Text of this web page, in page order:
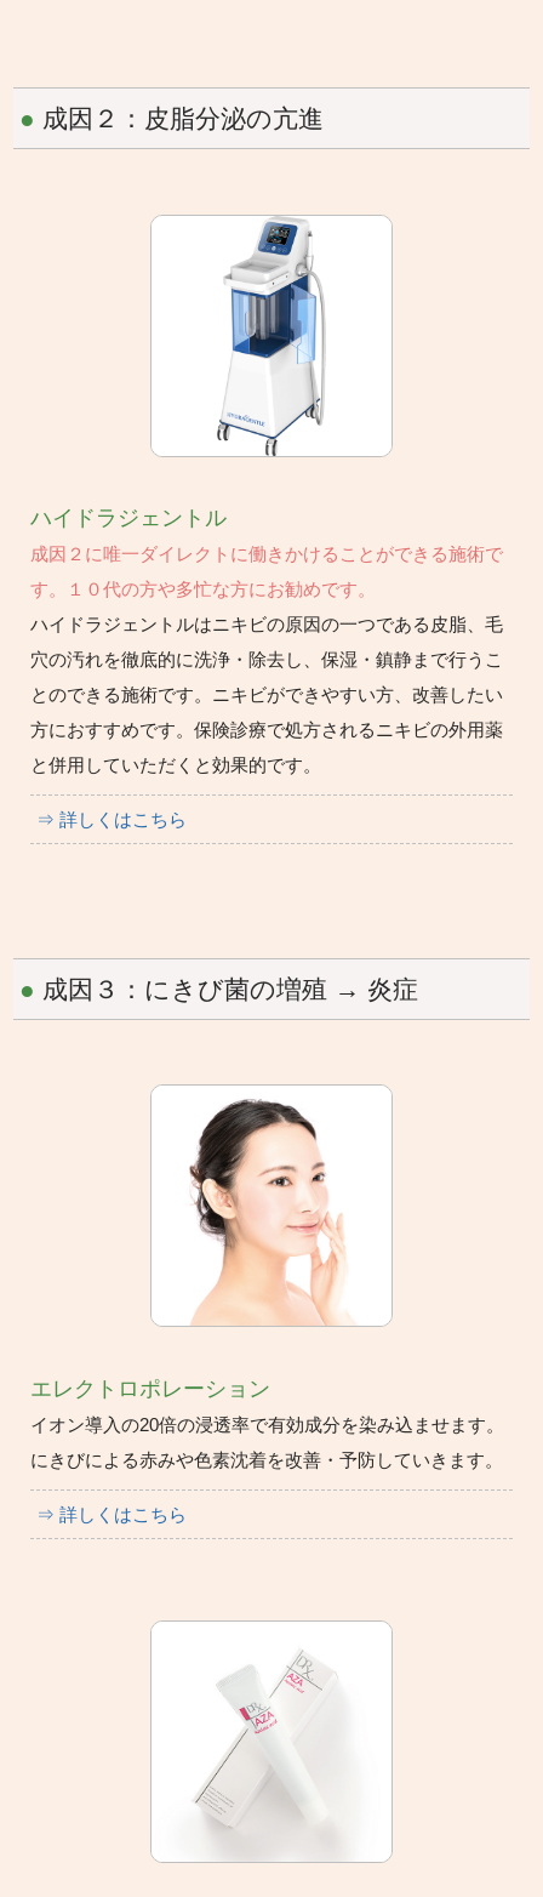
● 成因２：皮脂分泌の亢進
ハイドラジェントル
成因２に唯一ダイレクトに働きかけることができる施術で
す。１０代の方や多忙な方にお勧めです。
ハイドラジェントルはニキビの原因の一つである皮脂、毛
穴の汚れを徹底的に洗浄・除去し、保湿・鎮静まで行うこ
とのできる施術です。ニキビができやすい方、改善したい
方におすすめです。保険診療で処方されるニキビの外用薬
と併用していただくと効果的です。
⇒ 詳しくはこちら
● 成因３：にきび菌の増殖 → 炎症
エレクトロポレーション
イオン導入の20倍の浸透率で有効成分を染み込ませます。
にきびによる赤みや色素沈着を改善・予防していきます。
⇒ 詳しくはこちら